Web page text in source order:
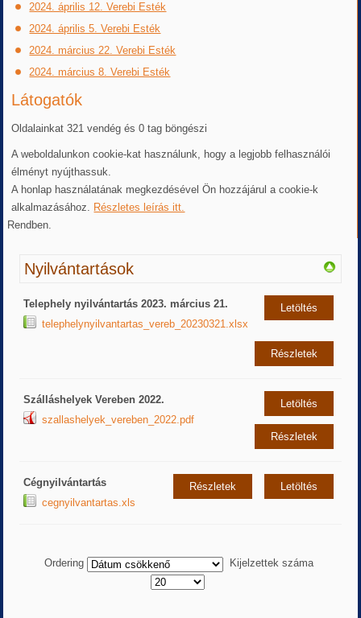
2024. április 12. Verebi Esték
2024. április 5. Verebi Esték
2024. március 22. Verebi Esték
2024. március 8. Verebi Esték
Látogatók
Oldalainkat 321 vendég és 0 tag böngészi
A weboldalunkon cookie-kat használunk, hogy a legjobb felhasználói
élményt nyújthassuk.
A honlap használatának megkezdésével Ön hozzájárul a cookie-k
alkalmazásához. Részletes leírás itt.
Rendben.
Nyilvántartások
Telephely nyilvántartás 2023. március 21.
telephelynyilvantartas_vereb_20230321.xlsx
Letöltés
Részletek
Szálláshelyek Vereben 2022.
szallashelyek_vereben_2022.pdf
Letöltés
Részletek
Cégnyilvántartás
cegnyilvantartas.xls
Letöltés
Részletek
Ordering Kijelzettek száma